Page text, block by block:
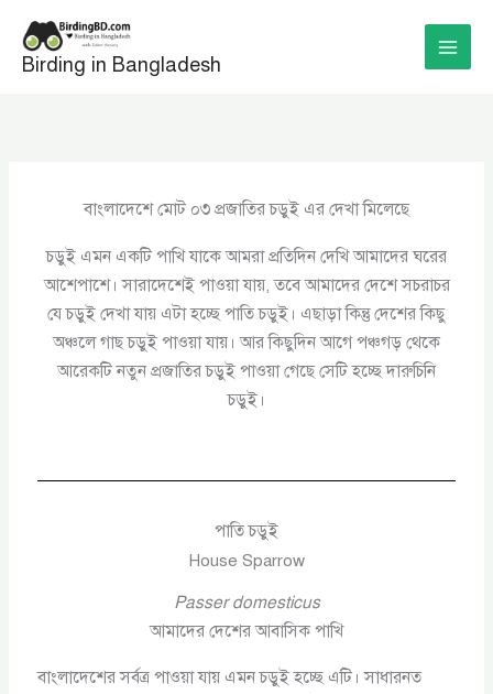
content
Birding in Bangladesh
বাংলাদেশে মোট ০৩ প্রজাতির চড়ুই এর দেখা মিলেছে
চড়ুই এমন একটি পাখি যাকে আমরা প্রতিদিন দেখি আমাদের ঘরের
আশেপাশে। সারাদেশেই পাওয়া যায়, তবে আমাদের দেশে সচরাচর
যে চড়ুই দেখা যায় এটা হচ্ছে পাতি চড়ুই। এছাড়া কিন্তু দেশের কিছু
অঞ্চলে গাছ চড়ুই পাওয়া যায়। আর কিছুদিন আগে পঞ্চগড় থেকে
আরেকটি নতুন প্রজাতির চড়ুই পাওয়া গেছে সেটি হচ্ছে দারুচিনি
চড়ুই।
পাতি চড়ুই
House Sparrow
Passer domesticus
আমাদের দেশের আবাসিক পাখি
বাংলাদেশের সর্বত্র পাওয়া যায় এমন চড়ুই হচ্ছে এটি। সাধারনত